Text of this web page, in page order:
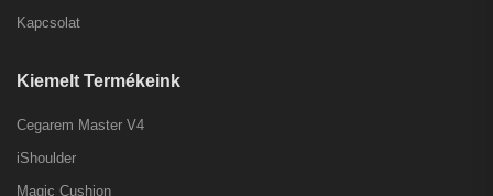
Kapcsolat
Kiemelt Termékeink
Cegarem Master V4
iShoulder
Magic Cushion